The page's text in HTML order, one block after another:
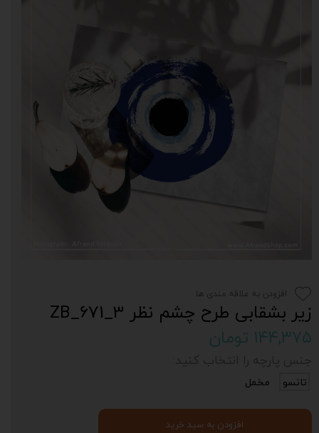
زیر بشقابی طرح چشم نظر 3_671_ZB
۱۴۴,۳۷۵ تومان
تانسو مخمل
افزودن به سبد خرید
افزودن به علاقه مندی ها